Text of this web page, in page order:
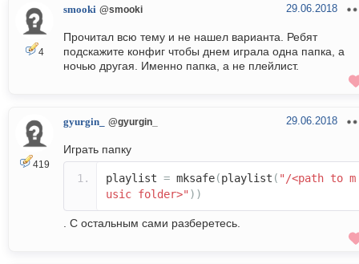
4
smooki @smooki 29.06.2018
Прочитал всю тему и не нашел варианта. Ребят
подскажите конфиг чтобы днем играла одна папка, а
ночью другая. Именно папка, а не плейлист.
419
gyurgin_ @gyurgin_ 29.06.2018
Играть папку
playlist = mksafe(playlist ( "/<path to m
usic folder>" ))
. С остальным сами разберетесь.